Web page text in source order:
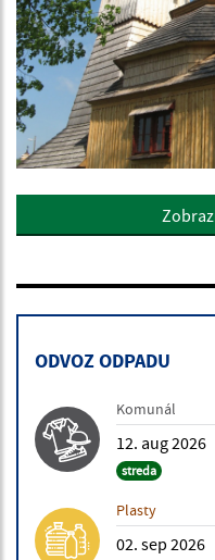
ODVOZ ODPADU
Komunál
12. aug 2026
streda
Plasty
02. sep 2026